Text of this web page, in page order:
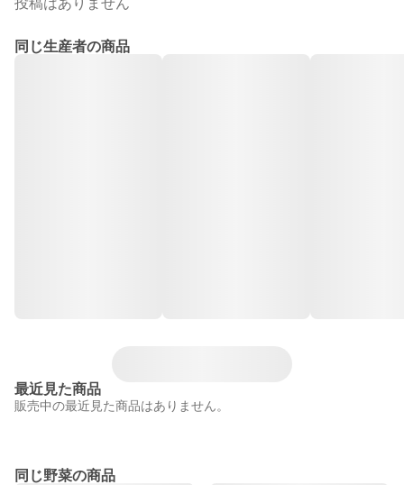
投稿はありません
同じ生産者の商品
最近見た商品
販売中の最近見た商品はありません。
同じ野菜の商品